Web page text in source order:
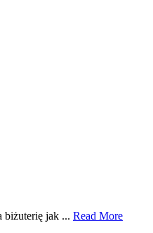
biżuterię jak ... Read More